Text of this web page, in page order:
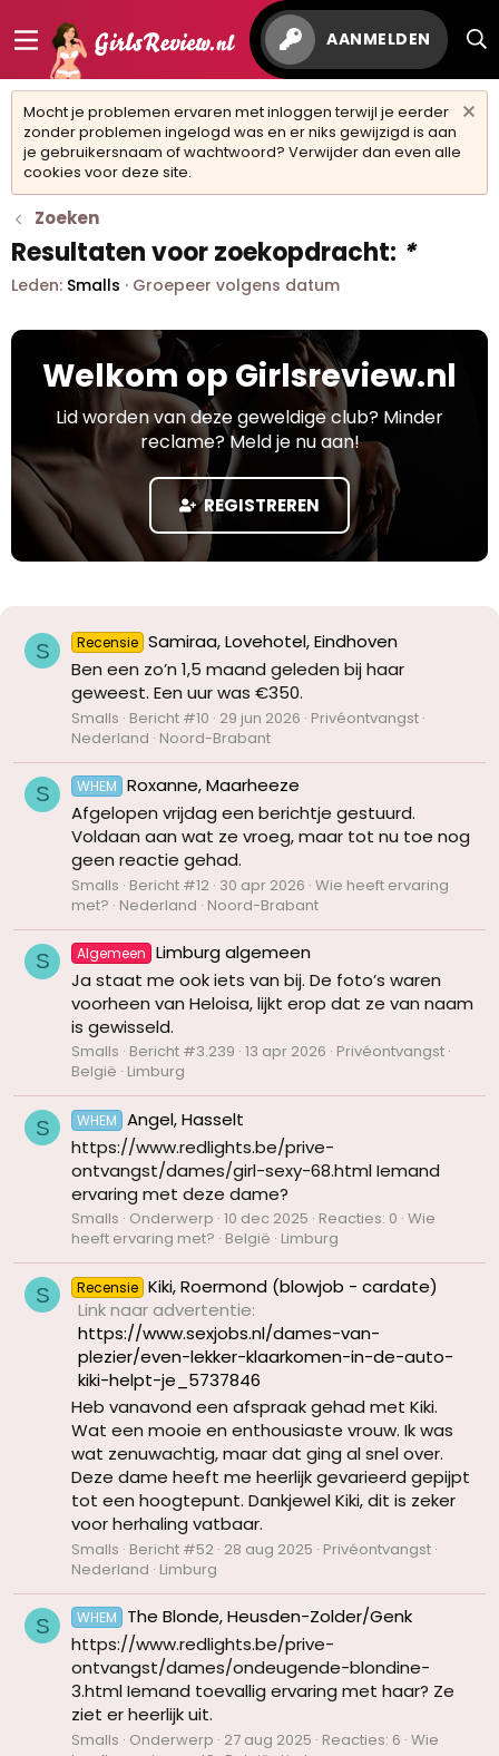
AANMELDEN
Mocht je problemen ervaren met inloggen terwijl je eerder
zonder problemen ingelogd was en er niks gewijzigd is aan
je gebruikersnaam of wachtwoord? Verwijder dan even alle
cookies voor deze site.
Zoeken
Resultaten voor zoekopdracht: *
Leden: Smalls Groepeer volgens datum
Welkom op Girlsreview.nl
Lid worden van deze geweldige club? Minder
reclame? Meld je nu aan!
REGISTREREN
S Recensie Samiraa, Lovehotel, Eindhoven
Ben een zo’n 1,5 maand geleden bij haar
geweest. Een uur was €350.
Smalls Bericht #10 29 jun 2026 Privéontvangst
Nederland Noord-Brabant
S WHEM
Roxanne, Maarheeze
Afgelopen vrijdag een berichtje gestuurd.
Voldaan aan wat ze vroeg, maar tot nu toe nog
geen reactie gehad.
Smalls Bericht #12 30 apr 2026 Wie heeft ervaring
met? Nederland Noord-Brabant
S Algemeen
Limburg algemeen
Ja staat me ook iets van bij. De foto’s waren
voorheen van Heloisa, lijkt erop dat ze van naam
is gewisseld.
Smalls Bericht #3.239 13 apr 2026 Privéontvangst
België Limburg
S WHEM
Angel, Hasselt
https://www.redlights.be/prive-
ontvangst/dames/girl-sexy-68.html Iemand
ervaring met deze dame?
Smalls Onderwerp 10 dec 2025 Reacties: 0 Wie
heeft ervaring met? België Limburg
S Recensie Kiki, Roermond (blowjob - cardate)
Link naar advertentie
https://www.sexjobs.nl/dames-van-
plezier/even-lekker-klaarkomen-in-de-auto-
kiki-helpt-je_5737846
Heb vanavond een afspraak gehad met Kiki.
Wat een mooie en enthousiaste vrouw. Ik was
wat zenuwachtig, maar dat ging al snel over.
Deze dame heeft me heerlijk gevarieerd gepijpt
tot een hoogtepunt. Dankjewel Kiki, dit is zeker
voor herhaling vatbaar.
Smalls Bericht #52 28 aug 2025 Privéontvangst
Nederland Limburg
S WHEM
The Blonde, Heusden-Zolder/Genk
https://www.redlights.be/prive-
ontvangst/dames/ondeugende-blondine-
3.html Iemand toevallig ervaring met haar? Ze
ziet er heerlijk uit.
Smalls Onderwerp 27 aug 2025 Reacties: 6 Wie